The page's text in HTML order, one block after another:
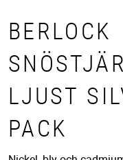
BERLOCK
LJUST
PACK